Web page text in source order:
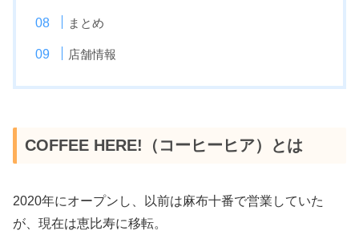
まとめ
店舗情報
COFFEE HERE!（コーヒーヒア）とは
2020年にオープンし、以前は麻布十番で営業していた
が、現在は恵比寿に移転。